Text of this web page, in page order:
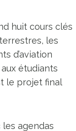
huit cours clés
les
d’aviation
étudiants
le projet final
agendas